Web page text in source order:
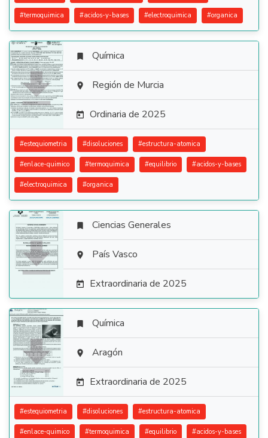
#termoquimica #acidos-y-bases #electroquimica #organica

 Química
 Región de Murcia
 Ordinaria de 2025
#estequiometria #disoluciones #estructura-atomica
#enlace-quimico #termoquimica #equilibrio #acidos-y-bases
#electroquimica #organica

 Ciencias Generales
 País Vasco
 Extraordinaria de 2025

 Química
 Aragón
 Extraordinaria de 2025
#estequiometria #disoluciones #estructura-atomica
#enlace-quimico #termoquimica #equilibrio #acidos-y-bases